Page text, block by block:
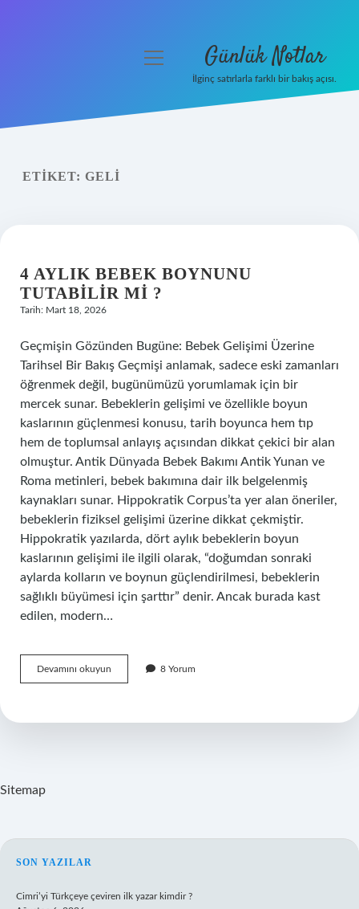
Yasal Uyarı
menüyü
Günlük Notlar
İlginç satırlarla farklı bir bakış açısı.
ETIKET: GELI
4 AYLIK BEBEK BOYNUNU
TUTABILIR MI ?
Tarih: Mart 18, 2026
Geçmişin Gözünden Bugüne: Bebek Gelişimi Üzerine
Tarihsel Bir Bakış Geçmişi anlamak, sadece eski zamanları
öğrenmek değil, bugünümüzü yorumlamak için bir
mercek sunar. Bebeklerin gelişimi ve özellikle boyun
kaslarının güçlenmesi konusu, tarih boyunca hem tıp
hem de toplumsal anlayış açısından dikkat çekici bir alan
olmuştur. Antik Dünyada Bebek Bakımı Antik Yunan ve
Roma metinleri, bebek bakımına dair ilk belgelenmiş
kaynakları sunar. Hippokratik Corpus’ta yer alan öneriler,
bebeklerin fiziksel gelişimi üzerine dikkat çekmiştir.
Hippokratik yazılarda, dört aylık bebeklerin boyun
kaslarının gelişimi ile ilgili olarak, “doğumdan sonraki
aylarda kolların ve boynun güçlendirilmesi, bebeklerin
sağlıklı büyümesi için şarttır” denir. Ancak burada kast
edilen, modern…
Devamını okuyun
aylık
tutabilir
8 Yorum
Sitemap
SIDEBAR
SON YAZILAR
Cimri’yi Türkçeye çeviren ilk yazar kimdir ?